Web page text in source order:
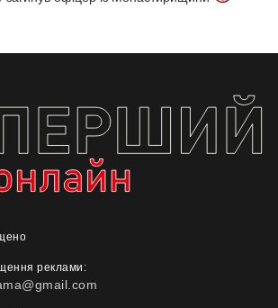
реклами: